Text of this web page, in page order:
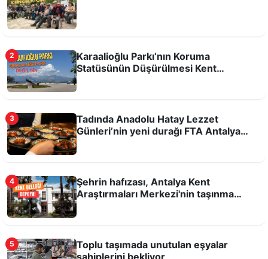
Antalyaspor’a yok, Hull City’e var!
Bu şartlarda sporcu yetişmez!
2
Karaalioğlu Parkı’nın Koruma
Statüsünün Düşürülmesi Kent
3
Tadında Anadolu Hatay Lezzet
Günleri’nin yeni durağı FTA Antalya
4
Şehrin hafızası, Antalya Kent
Araştırmaları Merkezi'nin taşınma
5
Toplu taşımada unutulan eşyalar
sahiplerini bekliyor